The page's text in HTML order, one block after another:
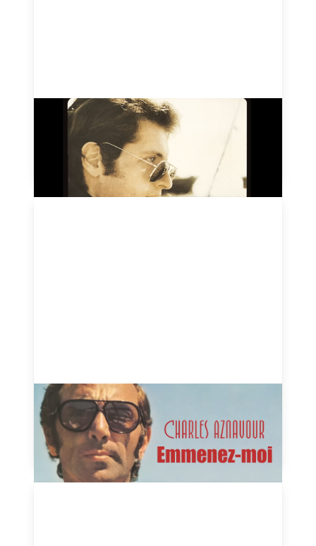
Aux Champs-Élysées - Joe
Dassin - 1969
August 14, 2024
Emmenez-moi - Charles
Aznavour - 1973
August 13, 2024